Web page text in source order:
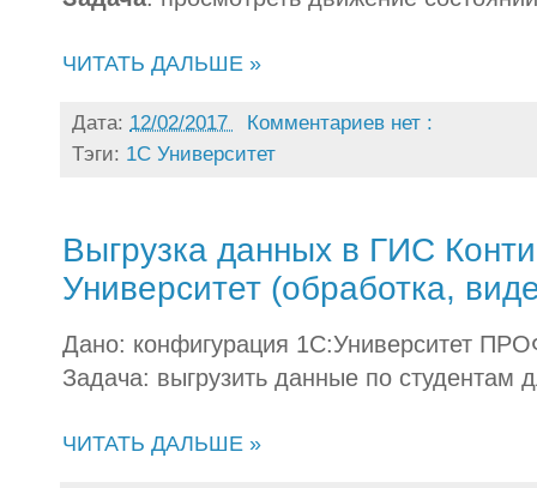
ЧИТАТЬ ДАЛЬШЕ »
Дата: 12/02/2017
Комментариев нет :
Тэги: 1С Университет
Выгрузка данных в ГИС
Университет (обработка,
Дано: конфигурация 1С:Университет
Задача: выгрузить данные по студентам
ЧИТАТЬ ДАЛЬШЕ »